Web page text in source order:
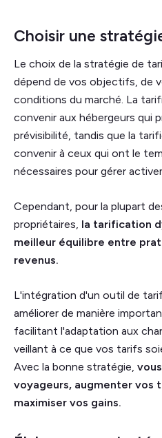
Choisir une
Le choix de la stratégie de
dépend de vos objectifs, de
conditions du marché. La
convenir aux hébergeurs qui
prévisibilité, tandis que la
convenir à ceux qui ont le
nécessaires pour gérer
Cependant, pour la plupart
propriétaires, la tarification
meilleur équilibre entre
revenus.
L'intégration d'un outil de
améliorer de manière
facilitant l'adaptation aux
veillant à ce que vos tarifs
Avec la bonne stratégie,
voyageurs, augmenter vos
maximiser vos gains.